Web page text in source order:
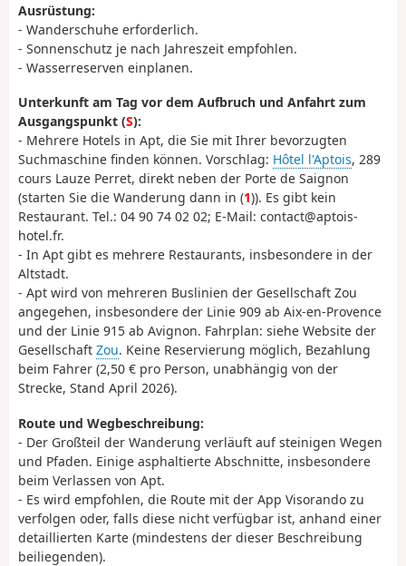
Ausrüstung:
- Wanderschuhe erforderlich.
- Sonnenschutz je nach Jahreszeit empfohlen.
- Wasserreserven einplanen.
Unterkunft am Tag vor dem Aufbruch und Anfahrt zum
Ausgangspunkt (S):
- Mehrere Hotels in Apt, die Sie mit Ihrer bevorzugten
Suchmaschine finden können. Vorschlag: Hôtel l'Aptois, 289
cours Lauze Perret, direkt neben der Porte de Saignon
(starten Sie die Wanderung dann in (1)). Es gibt kein
Restaurant. Tel.: 04 90 74 02 02; E-Mail: contact@aptois-
hotel.fr.
- In Apt gibt es mehrere Restaurants, insbesondere in der
Altstadt.
- Apt wird von mehreren Buslinien der Gesellschaft Zou
angegehen, insbesondere der Linie 909 ab Aix-en-Provence
und der Linie 915 ab Avignon. Fahrplan: siehe Website der
Gesellschaft Zou. Keine Reservierung möglich, Bezahlung
beim Fahrer (2,50 € pro Person, unabhängig von der
Strecke, Stand April 2026).
Route und Wegbeschreibung:
- Der Großteil der Wanderung verläuft auf steinigen Wegen
und Pfaden. Einige asphaltierte Abschnitte, insbesondere
beim Verlassen von Apt.
- Es wird empfohlen, die Route mit der App Visorando zu
verfolgen oder, falls diese nicht verfügbar ist, anhand einer
detaillierten Karte (mindestens der dieser Beschreibung
beiliegenden).